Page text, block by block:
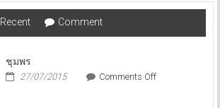
Recent Comment
ชุมพร
27/07/2015 Comments Offon